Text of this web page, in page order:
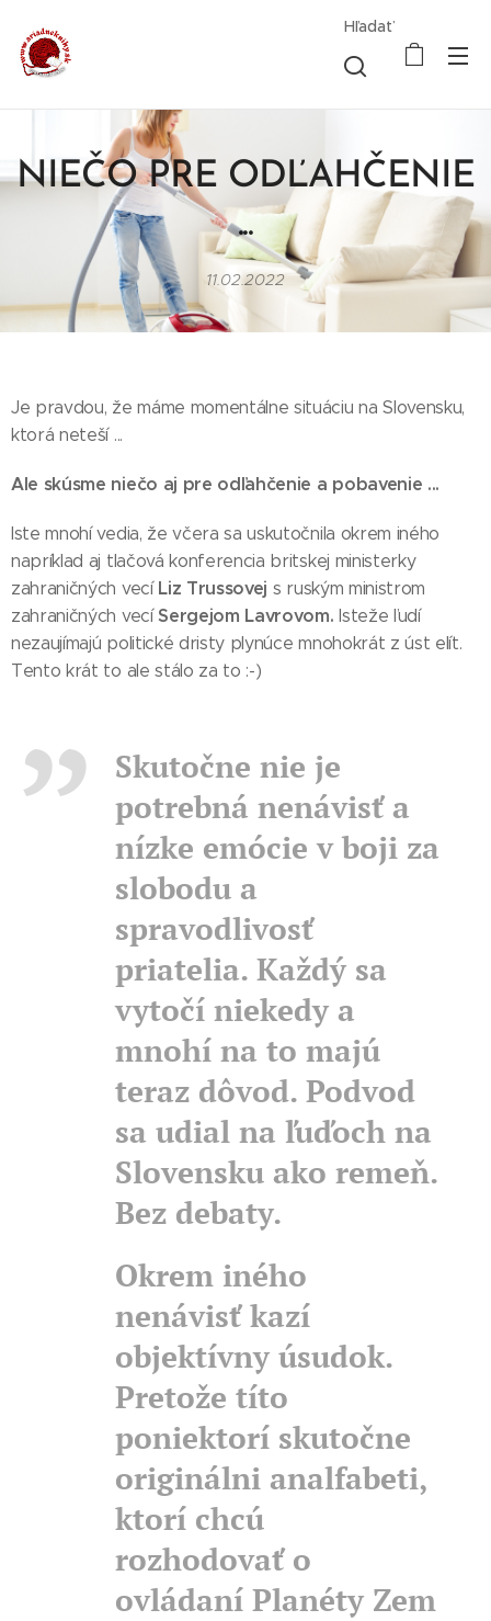
Hľadať
NIEČO PRE ODĽAHČENIE
...
11.02.2022
Je pravdou, že máme momentálne situáciu na Slovensku,
ktorá neteší ...
Ale skúsme niečo aj pre odľahčenie a pobavenie ...
Iste mnohí vedia, že včera sa uskutočnila okrem iného
napríklad aj tlačová konferencia britskej ministerky
zahraničných vecí Liz Trussovej s ruským ministrom
zahraničných vecí Sergejom Lavrovom. Isteže ľudí
nezaujímajú politické dristy plynúce mnohokrát z úst elít.
Tento krát to ale stálo za to :-)
Skutočne nie je
potrebná nenávisť a
nízke emócie v boji za
slobodu a
spravodlivosť
priatelia. Každý sa
vytočí niekedy a
mnohí na to majú
teraz dôvod. Podvod
sa udial na ľuďoch na
Slovensku ako remeň.
Bez debaty.
Okrem iného
nenávisť kazí
objektívny úsudok.
Pretože títo
poniektorí skutočne
originálni analfabeti,
ktorí chcú
rozhodovať o
ovládaní Planéty Zem